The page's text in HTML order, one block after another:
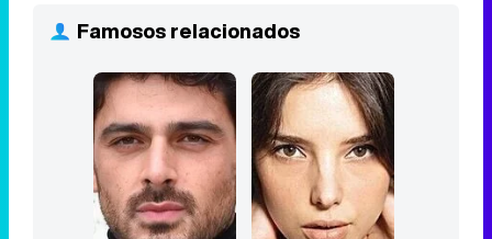
Famosos relacionados